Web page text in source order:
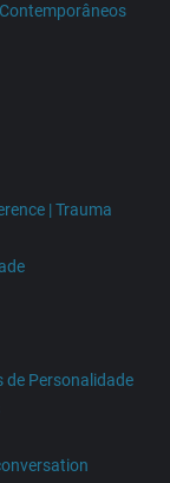
| Trauma
Personalidade